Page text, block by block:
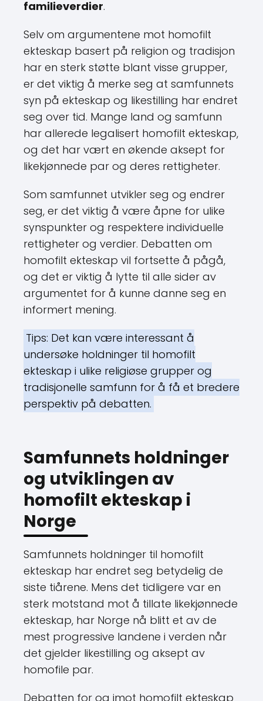
familieverdier.
Selv om argumentene mot homofilt
ekteskap basert på religion og tradisjon
har en sterk støtte blant visse grupper,
er det viktig å merke seg at samfunnets
syn på ekteskap og likestilling har endret
seg over tid. Mange land og samfunn
har allerede legalisert homofilt ekteskap,
og det har vært en økende aksept for
likekjønnede par og deres rettigheter.
Som samfunnet utvikler seg og endrer
seg, er det viktig å være åpne for ulike
synspunkter og respektere individuelle
rettigheter og verdier. Debatten om
homofilt ekteskap vil fortsette å pågå,
og det er viktig å lytte til alle sider av
argumentet for å kunne danne seg en
informert mening.
Tips: Det kan være interessant å
undersøke holdninger til homofilt
ekteskap i ulike religiøse grupper og
tradisjonelle samfunn for å få et bredere
perspektiv på debatten.
Samfunnets holdninger
og utviklingen av
homofilt ekteskap i
Norge
Samfunnets holdninger til homofilt
ekteskap har endret seg betydelig de
siste tiårene. Mens det tidligere var en
sterk motstand mot å tillate likekjønnede
ekteskap, har Norge nå blitt et av de
mest progressive landene i verden når
det gjelder likestilling og aksept av
homofile par.
Debatten for og imot homofilt ekteskap